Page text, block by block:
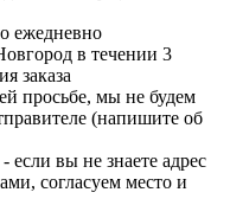
ежедневно
в течении 3
заказа
просьбе, мы не будем
(напишите об
если вы не знаете адрес
согласуем место и